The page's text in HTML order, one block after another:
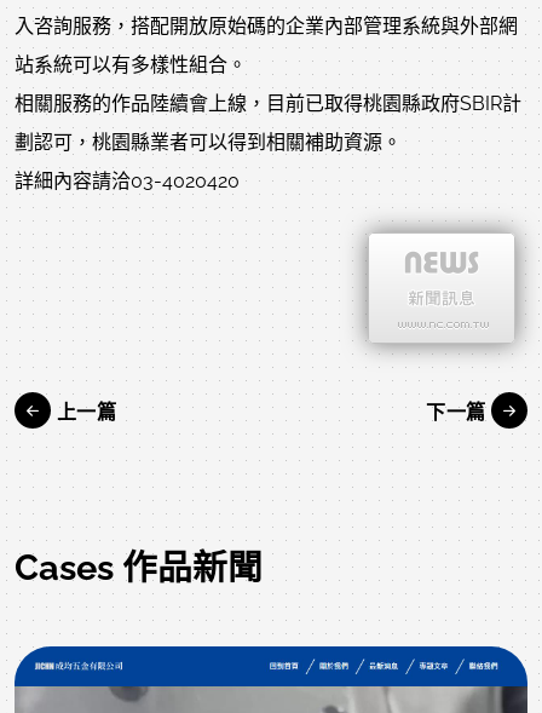
入咨詢服務，搭配開放原始碼的企業內部管理系統與外部網
站系統可以有多樣性組合。
相關服務的作品陸續會上線，目前已取得桃園縣政府SBIR計
劃認可，桃園縣業者可以得到相關補助資源。
詳細內容請洽03-4020420
上一篇 下一篇
Cases 作品新聞